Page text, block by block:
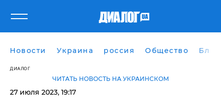
Новости Украина россия Общество
ДИАЛОГ
ЧИТАТЬ НОВОСТЬ НА УКРАИНСКОМ
27 июля 2023, 19:17